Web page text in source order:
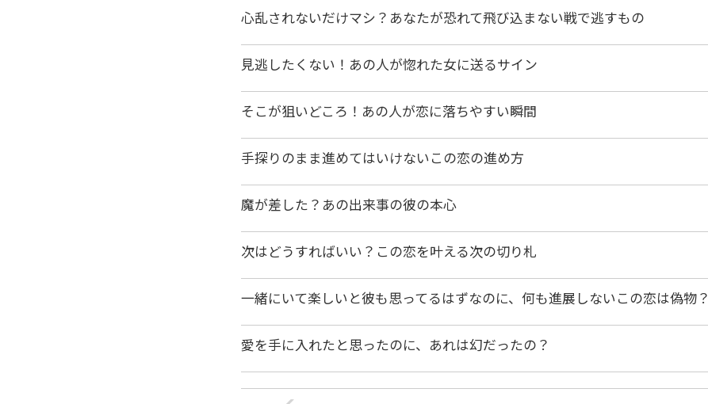
心乱されないだけマシ？あなたが恐れて飛び込まない戦で逃すもの
見逃したくない！あの人が惚れた女に送るサイン
そこが狙いどころ！あの人が恋に落ちやすい瞬間
手探りのまま進めてはいけないこの恋の進め方
魔が差した？あの出来事の彼の本心
次はどうすればいい？この恋を叶える次の切り札
一緒にいて楽しいと彼も思ってるはずなのに、何も進展しないこの恋は偽物？
愛を手に入れたと思ったのに、あれは幻だったの？